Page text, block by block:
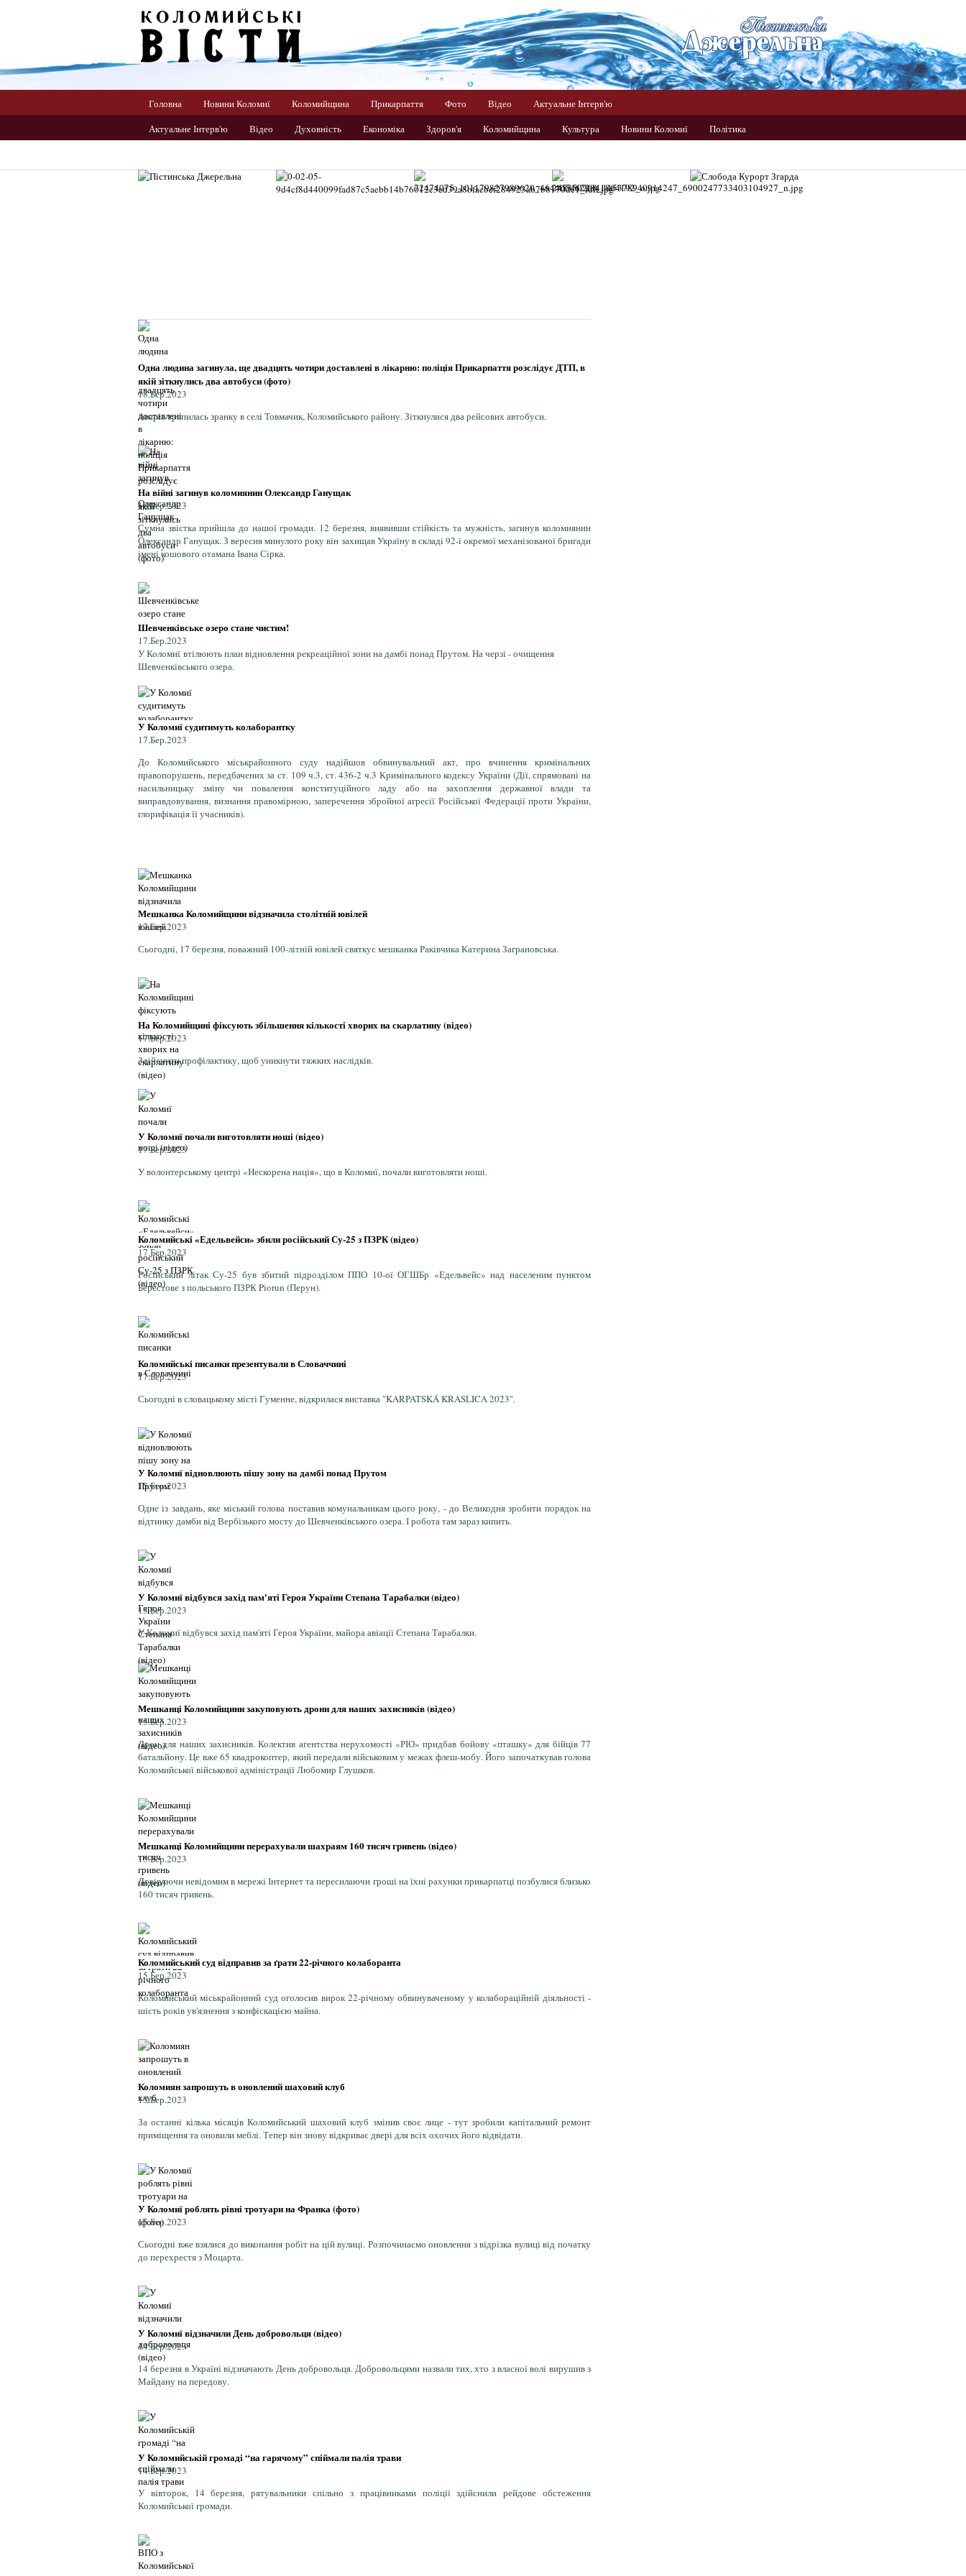
Головна Новини Коломиї Коломийщина Прикарпаття Фото Відео
Актуальне Інтерв'ю
Актуальне Інтерв'ю
Відео Духовність Економіка Здоров'я Коломийщина Культура Новини Коломиї
Політика
Одна людина загинула, ще двадцять чотири доставлені в лікарню: поліція Прикарпаття розслідує ДТП, в
якій зіткнулись два автобуси (фото)
18.Бер.2023
Аварія трапилась зранку в селі Товмачик, Коломийського району. Зіткнулися два рейсових автобуси.
На війні загинув коломиянин Олександр Ганущак
18.Бер.2023
Сумна звістка прийшла до нашої громади. 12 березня, виявивши стійкість та мужність, загинув коломиянин
Олександр Ганущак. З вересня минулого року він захищав Україну в складі 92-ї окремої механізованої бригади
імені кошового отамана Івана Сірка.
Шевченківське озеро стане чистим!
17.Бер.2023
У Коломиї втілюють план відновлення рекреаційної зони на дамбі понад Прутом. На черзі - очищення
Шевченківського озера.
У Коломиї судитимуть колаборантку
17.Бер.2023
До Коломийського міськрайонного суду надійшов обвинувальний акт, про вчинення кримінальних
правопорушень, передбачених за ст. 109 ч.3, ст. 436-2 ч.3 Кримінального кодексу України (Дії, спрямовані на
насильницьку зміну чи повалення конституційного ладу або на захоплення державної влади та
виправдовування, визнання правомірною, заперечення збройної агресії Російської Федерації проти України,
глорифікація її учасників).
Мешканка Коломийщини відзначила столітній ювілей
17.Бер.2023
Сьогодні, 17 березня, поважний 100-літній ювілей святкує мешканка Раківчика Катерина Заграновська.
На Коломийщині фіксують збільшення кількості хворих на скарлатину (відео)
17.Бер.2023
Здійснити профілактику, щоб уникнути тяжких наслідків.
У Коломиї почали виготовляти ноші (відео)
17.Бер.2023
У волонтерському центрі «Нескорена нація», що в Коломиї, почали виготовляти ноші.
Коломийські «Едельвейси» збили російський Су-25 з ПЗРК (відео)
17.Бер.2023
Російський літак Су-25 був збитий підрозділом ППО 10-ої ОГШБр «Едельвейс» над населеним пунктом
Берестове з польського ПЗРК Piorun (Перун).
Коломийські писанки презентували в Словаччині
17.Бер.2023
Сьогодні в словацькому місті Гуменне, відкрилася виставка "KARPATSKÁ KRASLICA 2023".
У Коломиї відновлюють пішу зону на дамбі понад Прутом
15.Бер.2023
Одне із завдань, яке міський голова поставив комунальникам цього року, - до Великодня зробити порядок на
відтинку дамби від Вербізького мосту до Шевченківського озера. І робота там зараз кипить.
У Коломиї відбувся захід пам'яті Героя України Степана Тарабалки (відео)
15.Бер.2023
У Коломиї відбувся захід пам'яті Героя України, майора авіації Степана Тарабалки.
Мешканці Коломийщини закуповують дрони для наших захисників (відео)
15.Бер.2023
Дрон для наших захисників. Колектив агентства нерухомості «РІО» придбав бойову «пташку» для бійців 77
батальйону. Це вже 65 квадрокоптер, який передали військовим у межах флеш-мобу. Його започаткував голова
Коломийської військової адміністрації Любомир Глушков.
Мешканці Коломийщини перерахували шахраям 160 тисяч гривень (відео)
15.Бер.2023
Довіряючи невідомим в мережі Інтернет та пересилаючи гроші на їхні рахунки прикарпатці позбулися близько
160 тисяч гривень.
Коломийський суд відправив за ґрати 22-річного колаборанта
15.Бер.2023
Коломийський міськрайонний суд оголосив вирок 22-річному обвинуваченому у колабораційній діяльності -
шість років ув'язнення з конфіскацією майна.
Коломиян запрошуть в оновлений шаховий клуб
15.Бер.2023
За останні кілька місяців Коломийський шаховий клуб змінив своє лице - тут зробили капітальний ремонт
приміщення та оновили меблі. Тепер він знову відкриває двері для всіх охочих його відвідати.
У Коломиї роблять рівні тротуари на Франка (фото)
15.Бер.2023
Сьогодні вже взялися до виконання робіт на цій вулиці. Розпочинаємо оновлення з відрізка вулиці від початку
до перехрестя з Моцарта.
У Коломиї відзначили День добровольця (відео)
14.Бер.2023
14 березня в Україні відзначають День добровольця. Добровольцями назвали тих, хто з власної волі вирушив з
Майдану на передову.
У Коломийській громаді “на гарячому” спіймали палія трави
14.Бер.2023
У вівторок, 14 березня, рятувальники спільно з працівниками поліції здійснили рейдове обстеження
Коломийської громади.